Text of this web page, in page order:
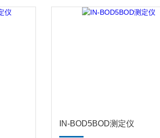
IN-BOD5BOD测定仪